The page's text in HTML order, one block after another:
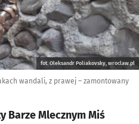
fot. Oleksandr Poliakovsky, wroclaw.pl
wandali, z prawej – zamontowany
Barze Mlecznym Miś